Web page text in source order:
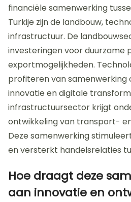
financiële samenwerking
Turkije zijn de landbouw,
infrastructuur. De
investeringen voor duurzame
exportmogelijkheden.
profiteren van samenwerking
innovatie en digitale
infrastructuursector krijgt
ontwikkeling van transport-
Deze samenwerking
en versterkt handelsrelaties
Hoe draagt deze
aan innovatie en